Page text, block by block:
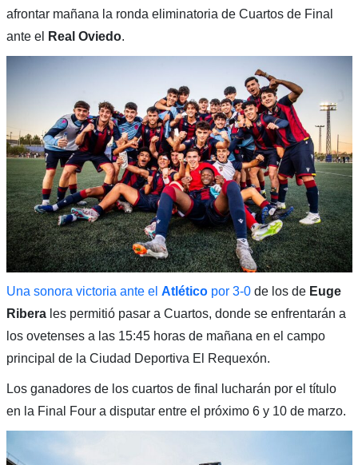
afrontar mañana la ronda eliminatoria de Cuartos de Final
ante el
Real Oviedo.
Una sonora victoria ante el Atlético por 3-0de los de Euge
Riberales permitió pasar a Cuartos, donde se enfrentarán a
los ovetenses a las 15:45 horas de mañana en el campo
principal de la Ciudad Deportiva El Requexón.
Los ganadores de los cuartos de final lucharán por el título
en la Final Four a disputar entre el próximo 6 y 10 de marzo.